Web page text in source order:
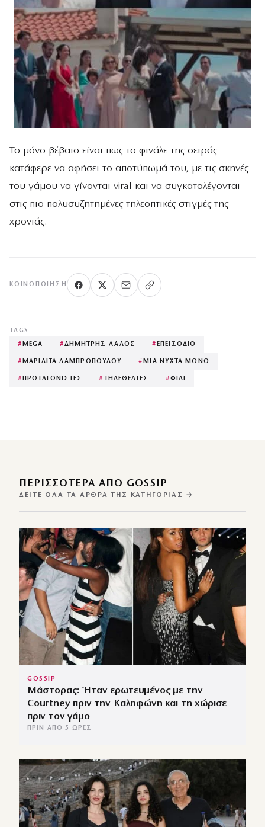
Το μόνο βέβαιο είναι πως το φινάλε της σειράς
κατάφερε να αφήσει το αποτύπωμά του, με τις σκηνές
του γάμου να γίνονται viral και να συγκαταλέγονται
στις πιο πολυσυζητημένες τηλεοπτικές στιγμές της
χρονιάς.
ΚΟΙΝΟΠΟΊΗΣΗ
TAGS
# MEGA #ΔΗΜΗΤΡΗΣ ΛΑΛΟΣ # ΕΠΕΙΣΟΔΙΟ
# ΜΑΡΙΛΙΤΑ ΛΑΜΠΡΟΠΟΥΛΟΥ # ΜΙΑ ΝΥΧΤΑ ΜΟΝΟ
# ΠΡΩΤΑΓΩΝΙΣΤΕΣ # ΤΗΛΕΘΕΑΤΕΣ #ΦΙΛΙ
ΠΕΡΙΣΣΌΤΕΡΑ ΑΠΌ GOSSIP
ΔΕΊΤΕ ΌΛΑ ΤΑ ΆΡΘΡΑ ΤΗΣ ΚΑΤΗΓΟΡΊΑΣ →
GOSSIP
Μάστορας: Ήταν ερωτευμένος με την
Courtney πριν την Καληφώνη και τη χώρισε
πριν τον γάμο
ΠΡΙΝ ΑΠΌ 5 ΏΡΕΣ